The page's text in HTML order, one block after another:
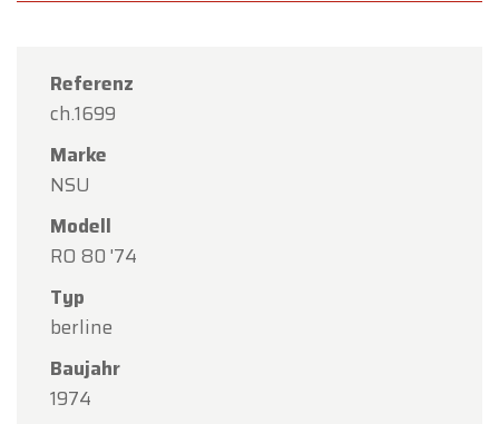
Referenz
ch.1699
Marke
NSU
Modell
RO 80 '74
Typ
berline
Baujahr
1974